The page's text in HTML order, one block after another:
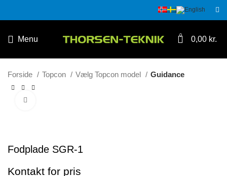
Menu 0 0,00 kr.
Forside Topcon Vælg Topcon model Guidance
Fodplade SGR-1